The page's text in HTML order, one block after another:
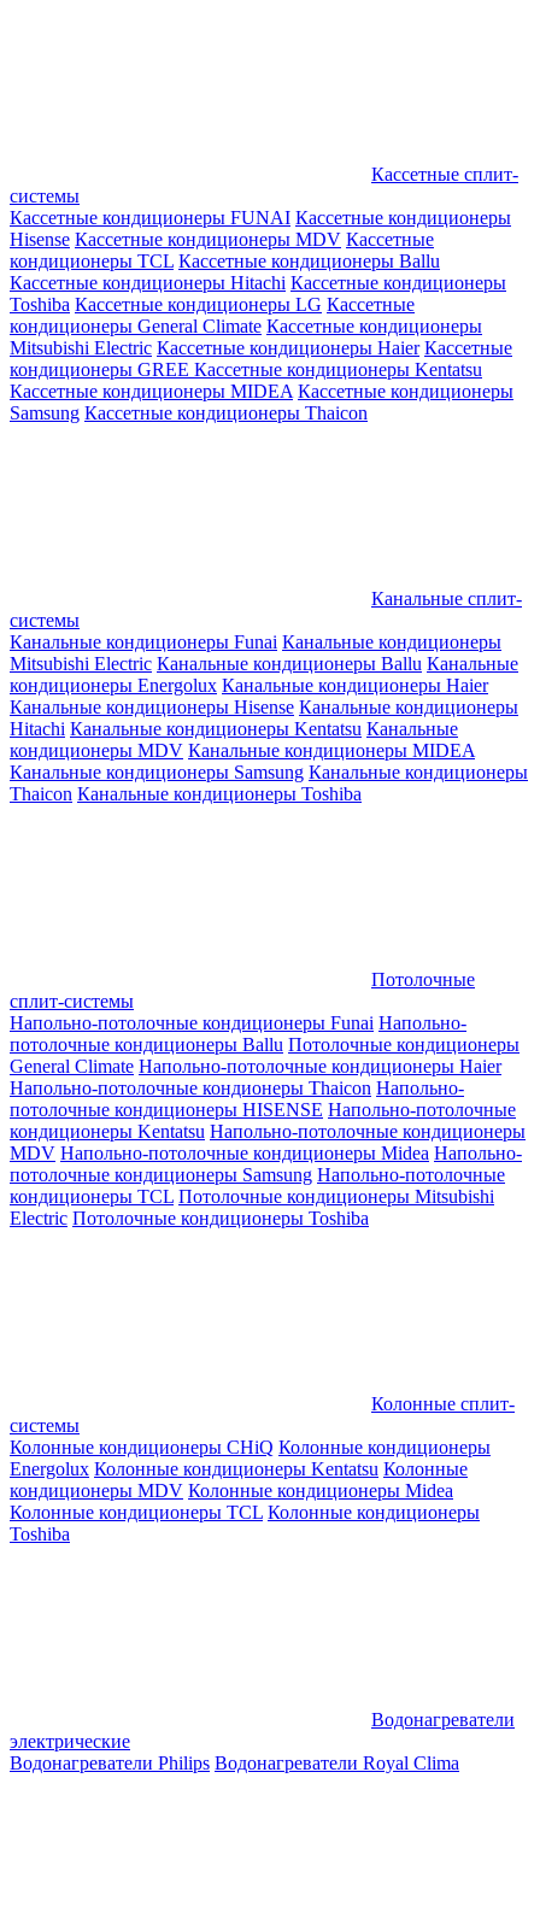
Кассетные сплит-
системы
Кассетные кондиционеры FUNAI Кассетные кондиционеры
Hisense Кассетные кондиционеры MDV Кассетные
кондиционеры TCL Кассетные кондиционеры Ballu
Кассетные кондиционеры Hitachi Кассетные кондиционеры
Toshiba Кассетные кондиционеры LG Кассетные
кондиционеры General Climate Кассетные кондиционеры
Mitsubishi Electric Кассетные кондиционеры Haier Кассетные
кондиционеры GREE Кассетные кондиционеры Kentatsu
Кассетные кондиционеры MIDEA Кассетные кондиционеры
Samsung Кассетные кондиционеры Thaicon
Канальные сплит-
системы
Канальные кондиционеры Funai Канальные кондиционеры
Mitsubishi Electric Канальные кондиционеры Ballu Канальные
кондиционеры Energolux Канальные кондиционеры Haier
Канальные кондиционеры Hisense Канальные кондиционеры
Hitachi Канальные кондиционеры Kentatsu Канальные
кондиционеры MDV Канальные кондиционеры MIDEA
Канальные кондиционеры Samsung Канальные кондиционеры
Thaicon Канальные кондиционеры Toshiba
Потолочные
сплит-системы
Напольно-потолочные кондиционеры Funai Напольно-
потолочные кондиционеры Ballu Потолочные кондиционеры
General Climate Напольно-потолочные кондиционеры Haier
Напольно-потолочные кондионеры Thaicon Напольно-
потолочные кондиционеры HISENSE Напольно-потолочные
кондиционеры Kentatsu Напольно-потолочные кондиционеры
MDV Напольно-потолочные кондиционеры Midea Напольно-
потолочные кондиционеры Samsung Напольно-потолочные
кондиционеры TCL Потолочные кондиционеры Mitsubishi
Electric Потолочные кондиционеры Toshiba
Колонные сплит-
системы
Колонные кондиционеры CHiQ Колонные кондиционеры
Energolux Колонные кондиционеры Kentatsu Колонные
кондиционеры MDV Колонные кондиционеры Midea
Колонные кондиционеры TCL Колонные кондиционеры
Toshiba
Водонагреватели
электрические
Водонагреватели Philips Водонагреватели Royal Clima